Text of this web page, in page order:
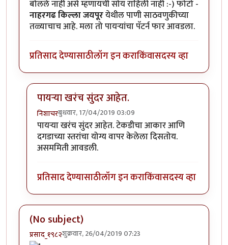
बोलले नाही असे म्हणायची सोय राहिली नाही :-) फोटो -
नाहरगढ किल्ला जयपूरयेथील पाणी साठवणुकीच्या
तळ्याचाच आहे. मला तो पायऱ्यांचा पॅटर्न फार आवडला.
प्रतिसाद देण्यासाठीलॉग इन कराकिंवासदस्य व्हा
पायर्‍या खरंच सुंदर आहेत.
निशाचरबुधवार, 17/04/2019 03:09
In reply toचकार शब्द !byअनिंद्य
पायर्‍या खरंच सुंदर आहेत. टेकडीचा आकार आणि
दगडाच्या स्तरांचा योग्य वापर केलेला दिसतोय.
असममिती आवडली.
प्रतिसाद देण्यासाठीलॉग इन कराकिंवासदस्य व्हा
(No subject)
प्रसाद_१९८२शुक्रवार, 26/04/2019 07:23